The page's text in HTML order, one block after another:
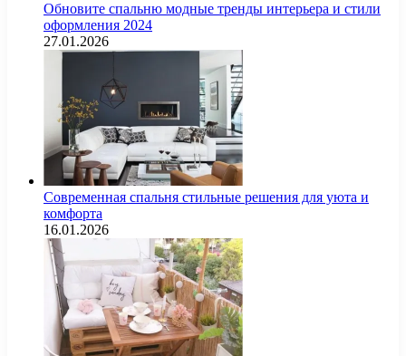
Обновите спальню модные тренды интерьера и стили
оформления 2024
27.01.2026
Современная спальня стильные решения для уюта и
комфорта
16.01.2026